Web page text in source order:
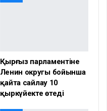
Қырғыз парламентіне
Ленин округы бойынша
қайта сайлау 10
қыркүйекте өтеді